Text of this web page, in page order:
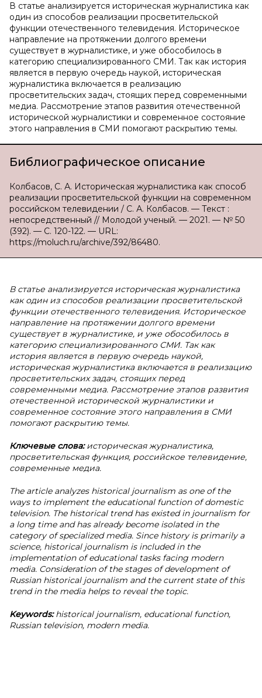
В статье анализируется историческая журналистика как
один из способов реализации просветительской
функции отечественного телевидения. Историческое
направление на протяжении долгого времени
существует в журналистике, и уже обособилось в
категорию специализированного СМИ. Так как история
является в первую очередь наукой, историческая
журналистика включается в реализацию
просветительских задач, стоящих перед современными
медиа. Рассмотрение этапов развития отечественной
исторической журналистики и современное состояние
этого направления в СМИ помогают раскрытию темы.
Библиографическое описание
Колбасов, С. А. Историческая журналистика как способ
реализации просветительской функции на современном
российском телевидении / С. А. Колбасов. — Текст :
непосредственный // Молодой ученый. — 2021. — № 50
(392). — С. 120-122. — URL:
https://moluch.ru/archive/392/86480.
В статье анализируется историческая журналистика
как один из способов реализации просветительской
функции отечественного телевидения. Историческое
направление на протяжении долгого времени
существует в журналистике, и уже обособилось в
категорию специализированного СМИ. Так как
история является в первую очередь наукой,
историческая журналистика включается в реализацию
просветительских задач, стоящих перед
современными медиа. Рассмотрение этапов развития
отечественной исторической журналистики и
современное состояние этого направления в СМИ
помогают раскрытию темы.
Ключевые слова:историческая журналистика,
просветительская функция, российское телевидение,
современные медиа.
The article analyzes historical journalism as one of the
ways to implement the educational function of domestic
television. The historical trend has existed in journalism for
a long time and has already become isolated in the
category of specialized media. Since history is primarily a
science, historical journalism is included in the
implementation of educational tasks facing modern
media. Consideration of the stages of development of
Russian historical journalism and the current state of this
trend in the media helps to reveal the topic.
Keywords:historical journalism, educational function,
Russian television, modern media.